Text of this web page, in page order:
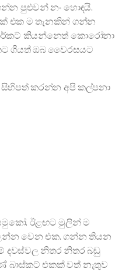
පුළුවන් නං හොඳයි.
එක ම තැනකින් ගන්න
කියන්නෙත් කොරෝනා
ගියත් ඔබ වෛරසයට
සිහිපත් කරන්න අපි කල්පනා
ඊළඟට මුලින් ම
වෙන එක. ගන්න තියන
දවස්වල නිතර නිතර බඩු
බාස්කට් එකක් වත් නැතුව